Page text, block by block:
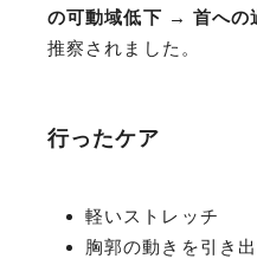
の可動域低下 → 首への
推察されました。
行ったケア
軽いストレッチ
胸郭の動きを引き